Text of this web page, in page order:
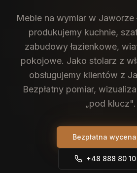
Meble na wymiar w
produkujemy kuchnie,
zabudowy łazienkowe,
pokojowe. Jako stolarz z
obsługujemy klientów z
Bezpłatny pomiar,
„pod klucz".
Bezpłatna wycena
+48 888 80